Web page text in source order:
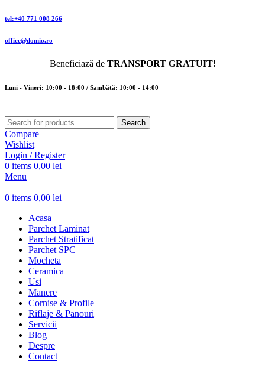
tel:+40 771 008 266
office@domio.ro
Beneficiază de TRANSPORT GRATUIT!
Luni - Vineri: 10:00 - 18:00 / Sambătă: 10:00 - 14:00
Search
Compare
Wishlist
Login / Register
0 items 0,00 lei
Menu
0 items 0,00 lei
Acasa
Parchet Laminat
Parchet Stratificat
Parchet SPC
Mocheta
Ceramica
Usi
Manere
Cornise & Profile
Riflaje & Panouri
Servicii
Blog
Despre
Contact